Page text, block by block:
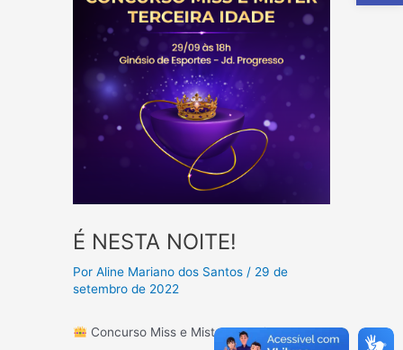
É NESTA NOITE!
PorAline Mariano dos Santos / 29 de
setembro de 2022
Concurso Miss e Mister Terceira Idade